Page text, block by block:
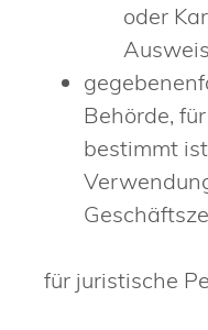
oder
Behörde,
bestimmt
für juristische